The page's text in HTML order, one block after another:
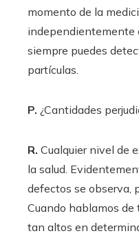
momento de la
independientemente
siempre puedes
partículas.
P. ¿Cantidades
R. Cualquier nivel de
la salud.
defectos se observa,
Cuando hablamos de
tan altos en